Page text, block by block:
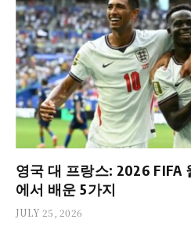
영국 대 프랑스: 2026 FIFA
에서 배운 5가지
JULY 25, 2026